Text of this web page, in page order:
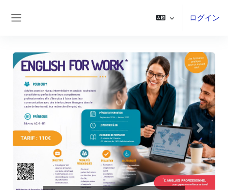
ログイン
前へ 次へ